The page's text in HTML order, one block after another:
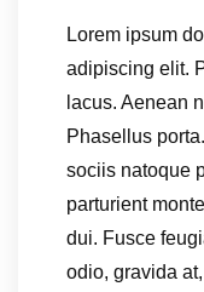
Lorem ipsum
adipiscing elit.
lacus. Aenean
Phasellus
sociis natoque
parturient
dui. Fusce
odio, gravida